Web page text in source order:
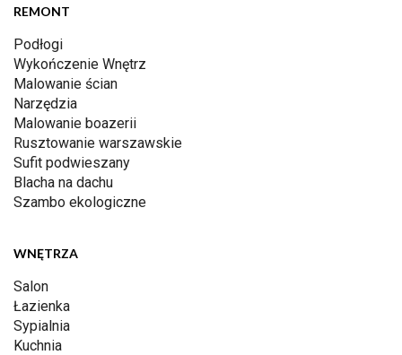
REMONT
Podłogi
Wykończenie Wnętrz
Malowanie ścian
Narzędzia
Malowanie boazerii
Rusztowanie warszawskie
Sufit podwieszany
Blacha na dachu
Szambo ekologiczne
WNĘTRZA
Salon
Łazienka
Sypialnia
Kuchnia